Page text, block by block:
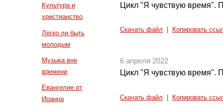
Культура и
христианство
Легко ли быть
молодым
Музыка вне
времени
Евангелие от
Иоанна
Цикл "Я чувствую время".
Скачать файл Копировать
6 апреля 2022
Цикл "Я чувствую время".
Скачать файл Копировать